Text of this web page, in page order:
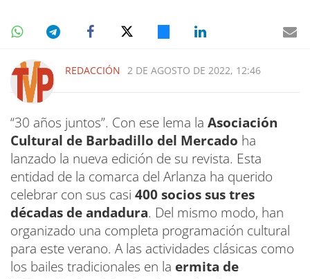
REDACCIÓN 2 DE AGOSTO DE 2022, 12:46
“30 años juntos”. Con ese lema la Asociación
Cultural de Barbadillo del Mercado ha
lanzado la nueva edición de su revista. Esta
entidad de la comarca del Arlanza ha querido
celebrar con sus casi 400 socios sus tres
décadas de andadura. Del mismo modo, han
organizado una completa programación cultural
para este verano. A las actividades clásicas como
los bailes tradicionales en la ermita de